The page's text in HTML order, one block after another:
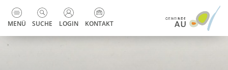
zur Startseite
Direkt zur Hauptnavigation
Direkt zum Inhalt
Direkt zur Suche
Direkt zum Stichwortverzeichnis
Kopfzeile
MENÜ SUCHE LOGIN KONTAKT